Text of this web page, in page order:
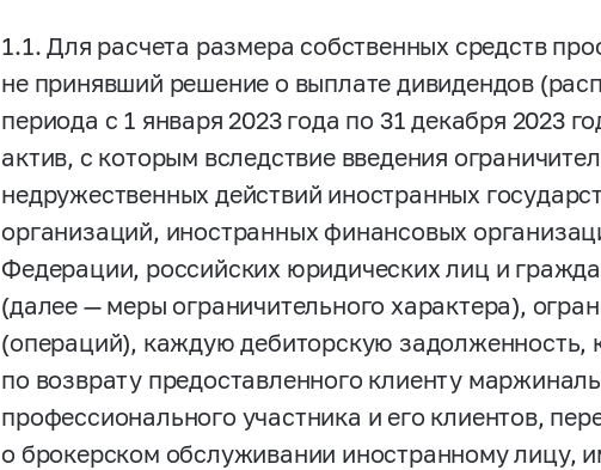
1.1. Для расчета размера собственных средств
не принявший решение о выплате дивидендов
периода с 1 января 2023 года по 31 декабря 2023
актив, с которым вследствие введения
недружественных действий иностранных
организаций, иностранных финансовых
Федерации, российских юридических лиц и
(далее — меры ограничительного характера),
(операций), каждую дебиторскую задолженность,
по возврату предоставленного клиенту
профессионального участника и его клиентов,
о брокерском обслуживании иностранному лицу,